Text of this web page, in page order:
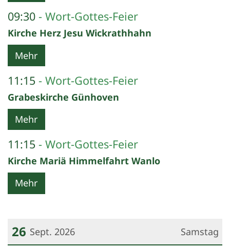
09:30 Wort-Gottes-Feier
Kirche Herz Jesu Wickrathhahn
Mehr
11:15 Wort-Gottes-Feier
Grabeskirche Günhoven
Mehr
11:15 Wort-Gottes-Feier
Kirche Mariä Himmelfahrt Wanlo
Mehr
Samstag
26 Sept. 2026